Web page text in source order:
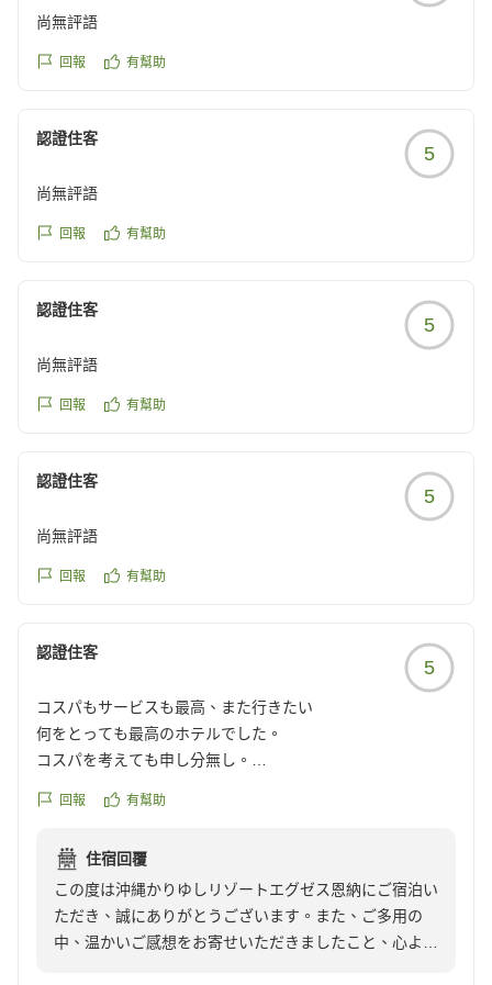
しており、日常を離れた優雅な時間をお過ごしいただけ
取り入れたお料理や多彩なメニューをご用意しておりま
すので、お楽しみいただけたご様子を大変嬉しく存じま
す。さらに、姉妹ホテルのディナーブッフェもご利用い
ただき、ご満足いただけたとのこと、何よりでございま
「とても優雅な時間を過ごせました」とのお言葉は、私
どもにとりまして何よりの励みでございます。今後も快
適な客室やお食事、そして心のこもったおもてなしを通
まいります。
際もよりご満足いただけるご滞在をご提供できますよ
う、スタッフ一同心よりおもてなしさせていただきま
す。またのお帰りを心よりお待ち申し上げております。
尚無評語
回報 有幫助
認證住客
5
尚無評語
回報 有幫助
認證住客
5
尚無評語
回報 有幫助
認證住客
5
尚無評語
回報 有幫助
認證住客
5
コスパもサービスも最高、また行きたい
何をとっても最高のホテルでした。
コスパを考えても申し分無し。
クチコミの詳細はこちらから
reviewId=33123478230875
回報 有幫助
住宿回覆
この度は沖縄かりゆしリゾートエグゼス恩納にご宿泊い
ただき、誠にありがとうございます。また、ご多用の
中、温かいご感想をお寄せいただきましたこと、心より